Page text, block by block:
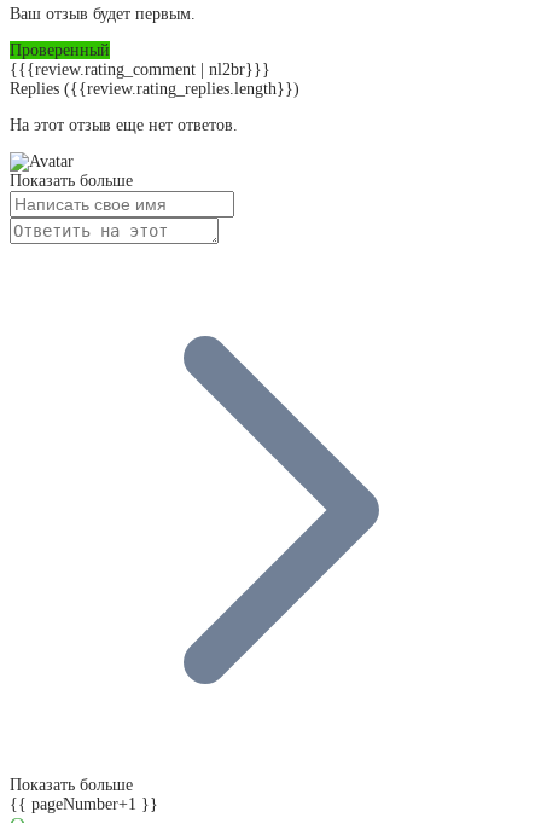
Ваш отзыв будет первым.
Проверенный
{{{review.rating_comment | nl2br}}}
Replies ({{review.rating_replies.length}})
На этот отзыв еще нет ответов.
Показать больше
Показать больше
{{ pageNumber+1 }}